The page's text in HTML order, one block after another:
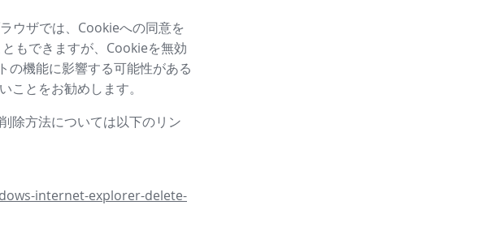
ウザでは、Cookieへの同意を
もできますが、Cookieを無効
の機能に影響する可能性がある
とをお勧めします。
除方法については以下のリン
internet-explorer-delete-